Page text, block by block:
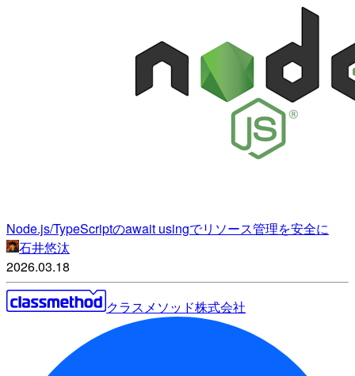
Node.js/TypeScriptのawait usingでリソース管理を安全に
石井悠汰
2026.03.18
クラスメソッド株式会社